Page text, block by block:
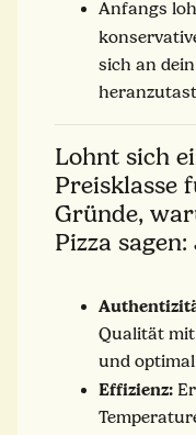
Anfangs
sich an
Lohnt sich
Preisklasse
Gründe,
Pizza sagen:
Qualität
und
Effizienz: